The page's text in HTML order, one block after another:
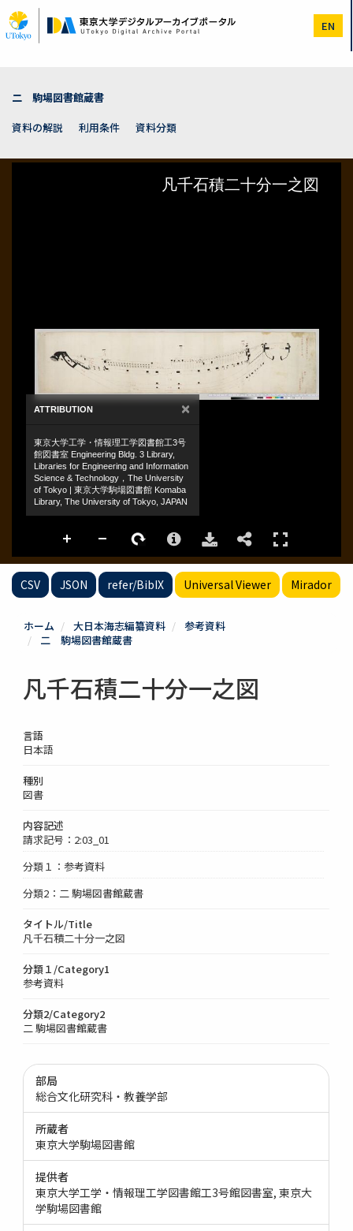
イ
ン
EN
二 駒場図書館蔵書
資料の解説
利用条件 資料分類
CSV JSON refer/BibIX Universal Viewer Mirador
ホーム 大日本海志編纂資料
参考資料
二 駒場図書館蔵書
凡千石積二十分一之図
言語
日本語
種別
図書
内容記述
請求記号：2:03_01
分類１：参考資料
分類2：二 駒場図書館蔵書
タイトル/Title
凡千石積二十分一之図
分類１/Category1
参考資料
分類2/Category2
二 駒場図書館蔵書
部局
総合文化研究科・教養学部
所蔵者
東京大学駒場図書館
提供者
東京大学工学・情報理工学図書館工3号館図書室 東京大
学駒場図書館